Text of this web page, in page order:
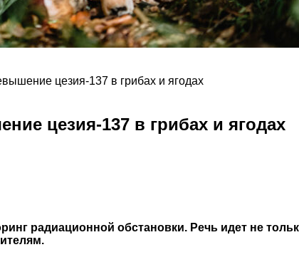
цезия-137 в грибах и ягодах
цезия-137 в грибах и ягодах
радиационной обстановки. Речь идет не